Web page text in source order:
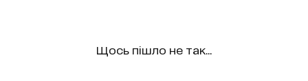
Щось пішло не так...